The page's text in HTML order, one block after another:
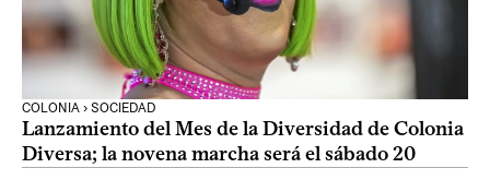
COLONIA › SOCIEDAD
Lanzamiento del Mes de la Diversidad de Colonia
Diversa; la novena marcha será el sábado 20